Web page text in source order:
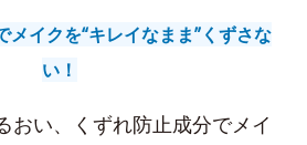
メイクを“キレイなまま”くずさな
い！
おい、くずれ防止成分でメイ